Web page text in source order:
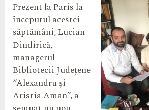
Prezent la Paris la
începutul acestei
săptămâni, Lucian
Dindirică,
managerul
Bibliotecii Județene
“Alexandru și
Aristia Aman”, a